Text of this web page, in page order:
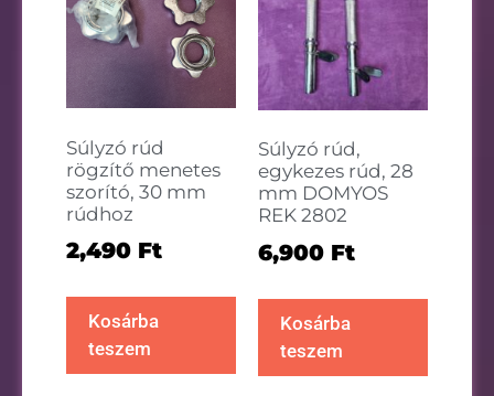
Súlyzó rúd
rögzítő menetes
szorító, 30 mm
rúdhoz
2,490 Ft
Kosárba
teszem
Súlyzó rúd,
egykezes rúd, 28
mm DOMYOS
REK 2802
6,900 Ft
Kosárba
teszem